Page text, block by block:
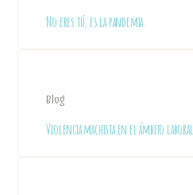
No eres tú, es la pandemia.
Blog
Violencia machista en el ámbito laboral